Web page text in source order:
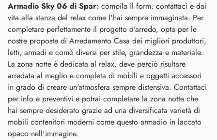
Armadio Sky 06 di Spar: compila il form, contattaci e dai
vita alla stanza del relax come l'hai sempre immaginata. Per
completare perfettamente il progetto d'arredo, opta per le
nostre proposte di Arredamento Casa dei migliori produttori,
letti, armadi e comò diversi per stile, grandezza e materiale.
La zona notte è dedicata al relax, deve perciò risultare
arredata al meglio e completa di mobili e oggetti accessori
in grado di creare un'atmosfera sempre distensiva. Contattaci
per info e preventivi e potrai completare la zona notte che
hai sempre desiderato grazie ad una diversificata varietà di
mobili contenitori moderni come questo armadio in laccato
opaco nell'immagine.